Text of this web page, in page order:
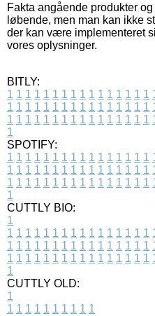
Fakta angående produkter
løbende, men man kan ikke
der kan være implementeret
vores oplysninger.
BITLY:
1 1 1 1 1 1 1 1 1 1 1 1 1 1 1 1
1 1 1 1 1 1 1 1 1 1 1 1 1 1 1 1
1 1 1 1 1 1 1 1 1 1 1 1 1 1 1 1
1
SPOTIFY:
1 1 1 1 1 1 1 1 1 1 1 1 1 1 1 1
1 1 1 1 1 1 1 1 1 1 1 1 1 1 1 1
1 1 1 1 1 1 1 1 1 1 1 1 1 1 1 1
1
CUTTLY BIO:
1
1 1 1 1 1 1 1 1 1 1 1 1 1 1 1 1
1 1 1 1 1 1 1 1 1 1 1 1 1 1 1 1
1 1 1 1 1 1 1 1 1 1 1 1 1 1 1 1
1
CUTTLY OLD:
1
1 1 1 1 1 1 1 1 1 1